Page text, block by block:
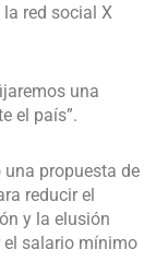
red social X
una
el país”.
una propuesta de
reducir el
y la elusión
el salario mínimo